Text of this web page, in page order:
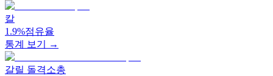
칼
1.9%점유율
통계 보기 →
갈릴 돌격소총